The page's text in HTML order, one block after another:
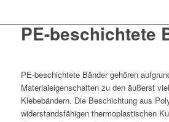
PE-beschichtete
PE-beschichtete Bänder gehören
Materialeigenschaften zu den äußerst
Klebebändern. Die Beschichtung aus
widerstandsfähigen thermoplastischen